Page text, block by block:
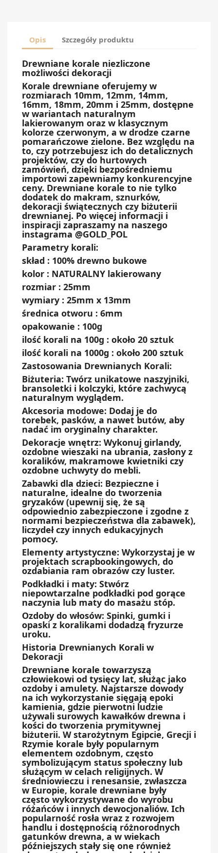
Opis Szczegóły produktu
Drewniane korale niezliczone
możliwości dekoracji
Korale drewniane oferujemy w
rozmiarach 10mm, 12mm, 14mm,
16mm, 18mm, 20mm i 25mm, dostępne
w wariantach naturalnym
lakierowanym oraz w klasycznym
kolorze czerwonym, a w drodze czarne
pomarańczowe zielone. Bez względu na
to, czy potrzebujesz ich do detalicznych
projektów, czy do hurtowych
zamówień, dzięki bezpośredniemu
importowi zapewniamy konkurencyjne
ceny. Drewniane korale to nie tylko
dodatek do makram, sznurków,
dekoracji świątecznych czy biżuterii
drewnianej. Po więcej informacji i
inspiracji zapraszamy na naszego
instagrama @GOLD_POL
Parametry korali:
skład : 100% drewno bukowe
kolor : NATURALNY lakierowany
rozmiar : 25mm
wymiary : 25mm x 13mm
średnica otworu : 6mm
opakowanie : 100g
ilość korali na 100g : około 20 sztuk
ilość korali na 1000g : około 200 sztuk
Zastosowania Drewnianych Korali:
Biżuteria: Twórz unikatowe naszyjniki,
bransoletki i kolczyki, które zachwycą
naturalnym wyglądem.
Akcesoria modowe: Dodaj je do
torebek, pasków, a nawet butów, aby
nadać im oryginalny charakter.
Dekoracje wnętrz: Wykonuj girlandy,
ozdobne wieszaki na ubrania, zasłony z
koralików, makramowe kwietniki czy
ozdobne uchwyty do mebli.
Zabawki dla dzieci: Bezpieczne i
naturalne, idealne do tworzenia
gryzaków (upewnij się, że są
odpowiednio zabezpieczone i zgodne z
normami bezpieczeństwa dla zabawek),
liczydeł czy innych edukacyjnych
pomocy.
Elementy artystyczne: Wykorzystaj je w
projektach scrapbookingowych, do
ozdabiania ram obrazów czy luster.
Podkładki i maty: Stwórz
niepowtarzalne podkładki pod gorące
naczynia lub maty do masażu stóp.
Ozdoby do włosów: Spinki, gumki i
opaski z koralikami dodadzą fryzurze
uroku.
Historia Drewnianych Korali w
Dekoracji
Drewniane korale towarzyszą
człowiekowi od tysięcy lat, służąc jako
ozdoby i amulety. Najstarsze dowody
na ich wykorzystanie sięgają epoki
kamienia, gdzie pierwotni ludzie
używali surowych kawałków drewna i
kości do tworzenia prymitywnej
biżuterii. W starożytnym Egipcie, Grecji i
Rzymie korale były popularnym
elementem ozdobnym, często
symbolizującym status społeczny lub
służącym w celach religijnych. W
średniowieczu i renesansie, zwłaszcza
w Europie, korale drewniane były
często wykorzystywane do wyrobu
różańców i innych dewocjonaliów. Ich
popularność rosła wraz z rozwojem
handlu i dostępnością różnorodnych
gatunków drewna, a w wiekach
późniejszych stały się one również